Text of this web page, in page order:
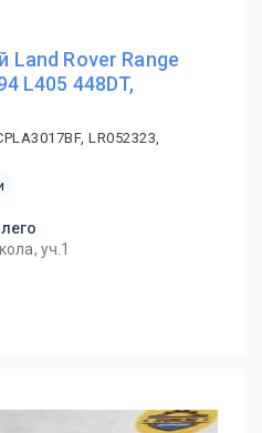
Land Rover Range
L405 448DT,
LR052323,
уч.1